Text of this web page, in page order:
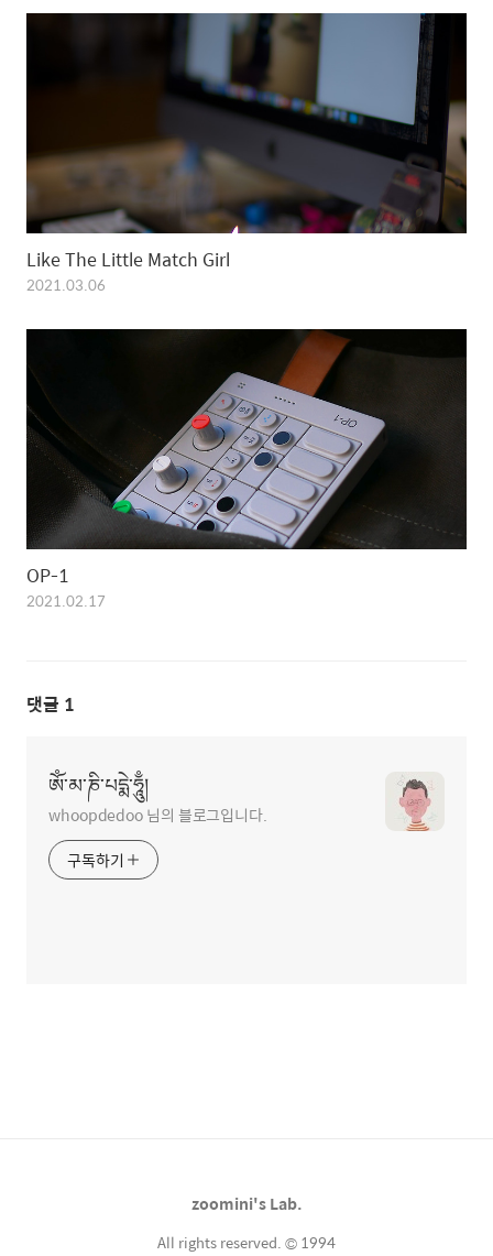
Like The Little Match Girl
2021.03.06
OP-1
2021.02.17
댓글 1
ཨོཾ་མ་ཎི་པདྨེ་ཧཱུྃ།
whoopdedoo 님의 블로그입니다.
구독하기
zoomini's Lab.
All rights reserved. © 1994